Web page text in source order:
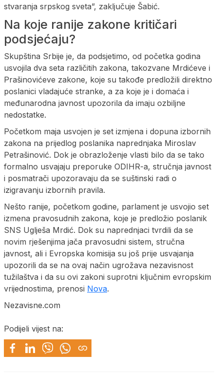
stvaranja srpskog sveta”, zaključuje Šabić.
Na koje ranije zakone kritičari
podsjećaju?
Skupština Srbije je, da podsjetimo, od početka godina
usvojila dva seta različitih zakona, takozvane Mrdićeve i
Prašinovićeve zakone, koje su takođe predložili direktno
poslanici vladajuće stranke, a za koje je i domaća i
međunarodna javnost upozorila da imaju ozbiljne
nedostatke.
Početkom maja usvojen je set izmjena i dopuna izbornih
zakona na prijedlog poslanika naprednjaka Miroslav
Petrašinović. Dok je obrazloženje vlasti bilo da se tako
formalno usvajaju preporuke ODIHR-a, stručnja javnost
i posmatrači upozoravaju da se suštinski radi o
izigravanju izbornih pravila.
Nešto ranije, početkom godine, parlament je usvojio set
izmena pravosudnih zakona, koje je predložio poslanik
SNS Uglješa Mrdić. Dok su naprednjaci tvrdili da se
novim rješenjima jača pravosudni sistem, stručna
javnost, ali i Evropska komisija su još prije usvajanja
upozorili da se na ovaj način ugrožava nezavisnost
tužilaštva i da su ovi zakoni suprotni ključnim evropskim
vrijednostima, prenosi Nova.
Nezavisne.com
Podijeli vijest na: